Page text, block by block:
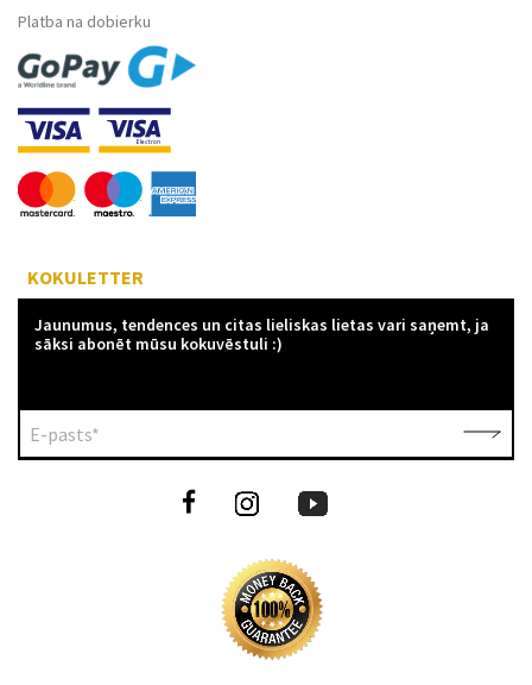
Platba na dobierku
KOKULETTER
Jaunumus, tendences un citas lieliskas lietas vari saņemt, ja
sāksi abonēt mūsu kokuvēstuli :)
E-pasts*